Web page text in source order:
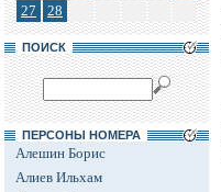
27
28
ПОИСК
ПЕРСОНЫ НОМЕРА
Алешин Борис
Алиев Ильхам